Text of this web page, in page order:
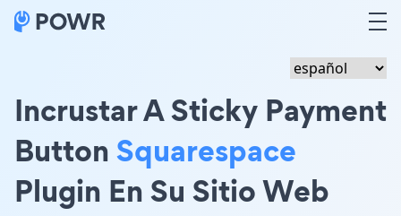
Incrustar A Sticky Payment
ButtonSquarespace
Plugin En Su Sitio Web